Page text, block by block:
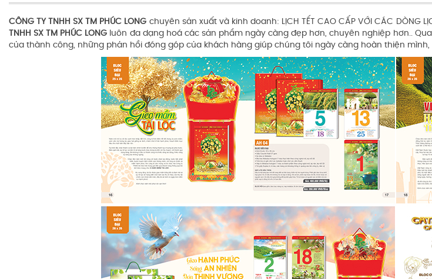
CÔNG TY TNHH SX TM PHÚC LONG chuyên sản xuất và kinh doanh: LỊCH TẾT CAO CẤP VỚI CÁC DÒNG
TNHH SX TM PHÚC LONG luôn đa dạng hoá các sản phẩm ngày càng đẹp hơn, chuyên nghiệp hơn..
của thành công, những phản hồi đóng góp của khách hàng giúp chúng tôi ngày càng hoàn thiện